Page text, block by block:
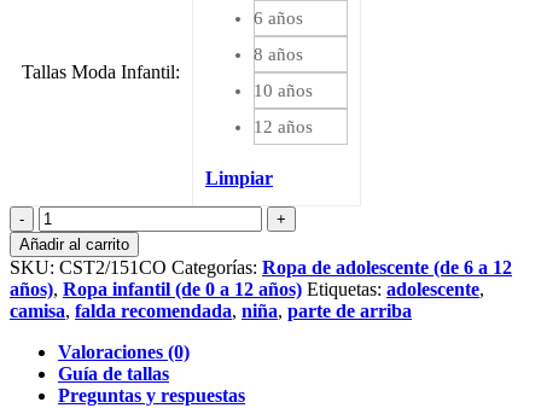
Tallas Moda Infantil:
6 años
8 años
10 años
12 años
Limpiar
Blusa
verde
oliva
de
manga
larga
cantidad
Añadir al carrito
SKU: CST2/151CO Categorías: Ropa de adolescente (de 6 a 12
años), Ropa infantil (de 0 a 12 años) Etiquetas: adolescente,
camisa, falda recomendada, niña, parte de arriba
Valoraciones (0)
Guía de tallas
Preguntas y respuestas